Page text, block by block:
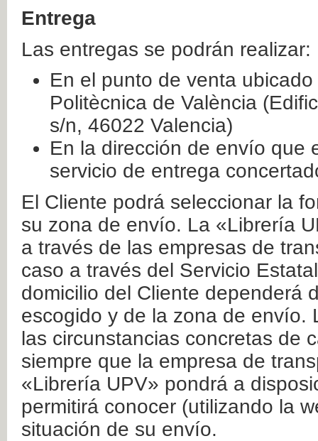
Entrega
Las entregas se podrán realizar:
En el punto de venta
Politècnica de València
s/n, 46022 Valencia)
En la dirección de envío que
servicio de entrega
El Cliente podrá seleccionar la
su zona de envío. La «Librería
a través de las empresas de
caso a través del Servicio
domicilio del Cliente dependerá
escogido y de la zona de envío.
las circunstancias concretas de
siempre que la empresa de
«Librería UPV» pondrá a
permitirá conocer (utilizando la
situación de su envío.